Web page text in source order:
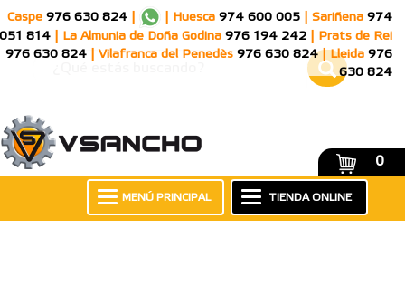
Caspe 976 630 824 Huesca 974 600 005 Sariñena 974
051 814
La Almunia de Doña Godina 976 194 242
Prats de Rei
976 630 824
Vilafranca del Penedès 976 630 824 Lleida 976
630 824
0
TIENDA ONLINE
MENÚ PRINCIPAL